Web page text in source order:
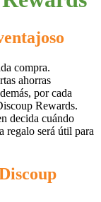
compra.
ahorras
por cada
Rewards.
decida cuándo
regalo será útil para